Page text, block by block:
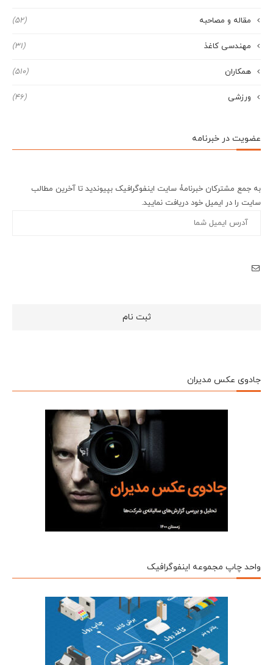
مقاله و مصاحبه (52)
مهندسی کاغذ (31)
همکاران (510)
ورزشی (46)
عضویت در خبرنامه
به جمع مشترکان خبرنامۀ سایت اینفوگرافیک بپیوندید تا آخرین مطالب
سایت را در ایمیل خود دریافت نمایید.
جادوی عکس مدیران
واحد چاپ مجموعه اینفوگرافیک